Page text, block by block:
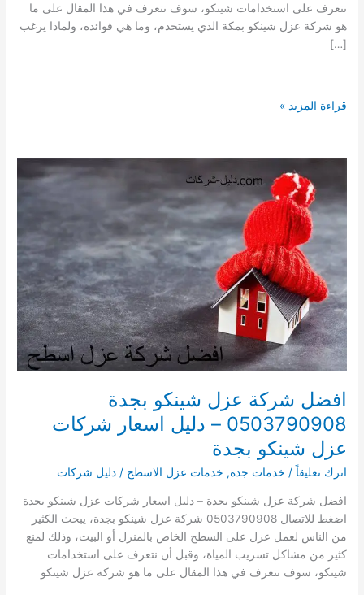
نتعرف على استخدامات شينكو، سوف نتعرف في هذا المقال على ما
هو شركة عزل شينكو بمكة الذي يستخدم، وما هي فوائده، ولماذا يرغب
[…]
افضل
عزل
شينكو
0503790908
–
عزل
متخصصة
فى
عزل
الشينكو
بمكة
قراءة المزيد »
افضل شركة عزل شينكو بجدة
0503790908 – دليل اسعار شركات
عزل شينكو بجدة
اترك تعليقاً / خدمات جدة, خدمات عزل الاسطح /دليل شركات
افضل شركة عزل شينكو بجدة – دليل اسعار شركات عزل شينكو بجدة
اضغط للاتصال 0503790908 شركة عزل شينكو بجدة، يبحث الكثير
من الناس لعمل عزل على السطح الخاص بالمنزل أو البيت، وذلك لمنع
كثير من مشاكل تسريب المياة، وقبل أن نتعرف على استخدامات
شينكو، سوف نتعرف في هذا المقال على ما هو شركة عزل شينكو